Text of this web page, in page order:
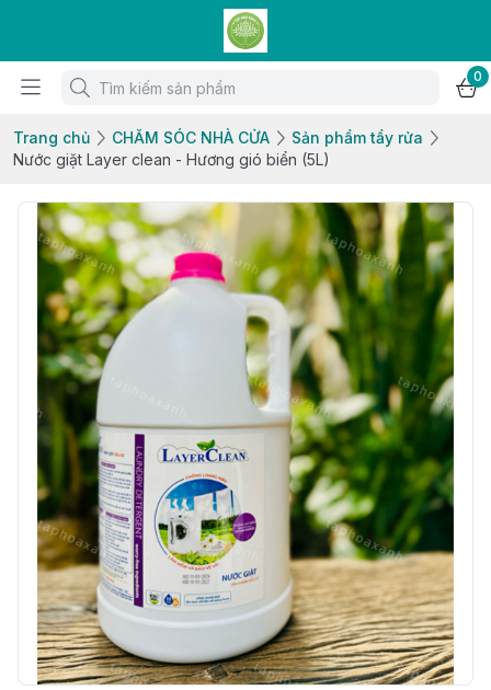
0
Trang chủ CHĂM SÓC NHÀ CỬA
Sản phẩm tẩy rửa
Nước giặt Layer clean - Hương gió biển (5L)